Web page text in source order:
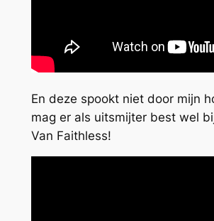
En deze spookt niet door mijn
mag er als uitsmijter best wel
Van Faithless!